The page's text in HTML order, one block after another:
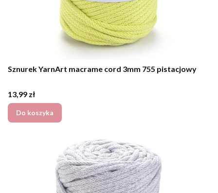
Sznurek YarnArt macrame cord 3mm 755 pistacjowy
Cena
13,99 zł
Do koszyka